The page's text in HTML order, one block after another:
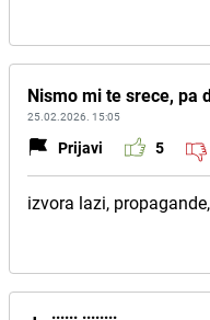
Nismo mi te srece, pa
25.02.2026. 15:05
Prijavi 5
izvora lazi,